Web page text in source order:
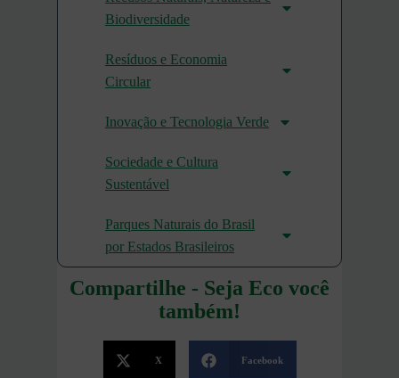
Biodiversidade
Resíduos e Economia
Circular
Inovação e Tecnologia Verde
Sociedade e Cultura
Sustentável
Parques Naturais do Brasil
por Estados Brasileiros
Compartilhe - Seja Eco você
também!
X Facebook